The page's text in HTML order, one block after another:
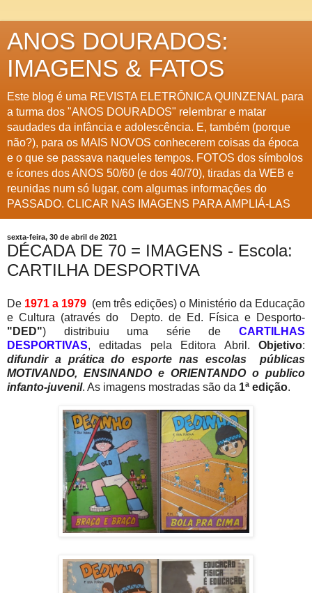
ANOS DOURADOS:
IMAGENS & FATOS
Este blog é uma REVISTA ELETRÔNICA QUINZENAL para
a turma dos "ANOS DOURADOS" relembrar e matar
saudades da infância e adolescência. E, também (porque
não?), para os MAIS NOVOS conhecerem coisas da época
e o que se passava naqueles tempos. FOTOS dos símbolos
e ícones dos ANOS 50/60 (e dos 40/70), tiradas da WEB e
reunidas num só lugar, com algumas informações do
PASSADO. CLICAR NAS IMAGENS PARA AMPLIÁ-LAS
sexta-feira, 30 de abril de 2021
DÉCADA DE 70 = IMAGENS - Escola:
CARTILHA DESPORTIVA
De 1971 a 1979 (em três edições) o Ministério da Educação
e Cultura (através do Depto. de Ed. Física e Desporto-
"DED") distribuiu uma série de CARTILHAS
DESPORTIVAS, editadas pela Editora Abril. Objetivo:
difundir a prática do esporte nas escolas públicas
MOTIVANDO, ENSINANDO e ORIENTANDO o publico
infanto-juvenil. As imagens mostradas são da 1ª edição.